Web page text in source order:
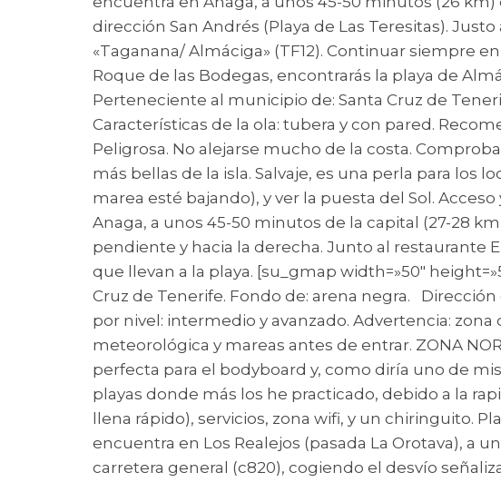
dirección San Andrés (Playa de Las Teresitas).
«Taganana/ Almáciga» (TF12). Continuar siempre
Roque de las Bodegas, encontrarás la playa de
Perteneciente al municipio de: Santa Cruz de
Características de la ola: tubera y con pared.
Peligrosa. No alejarse mucho de la costa.
más bellas de la isla. Salvaje, es una perla para los
marea esté bajando), y ver la puesta del Sol.
Anaga, a unos 45-50 minutos de la capital (27-28
pendiente y hacia la derecha. Junto al restaurante
que llevan a la playa. [su_gmap width=»50″
Cruz de Tenerife. Fondo de: arena negra.
por nivel: intermedio y avanzado. Advertencia:
meteorológica y mareas antes de entrar. ZONA
perfecta para el bodyboard y, como diría uno de
playas donde más los he practicado, debido a la
llena rápido), servicios, zona wifi, y un chiringuito.
encuentra en Los Realejos (pasada La Orotava), a
carretera general (c820), cogiendo el desvío